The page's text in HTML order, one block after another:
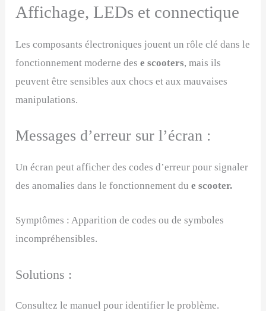
Affichage, LEDs et connectique
Les composants électroniques jouent un rôle clé dans le
fonctionnement moderne dese scooters, mais ils
peuvent être sensibles aux chocs et aux mauvaises
manipulations.
Messages d’erreur sur l’écran :
Un écran peut afficher des codes d’erreur pour signaler
des anomalies dans le fonctionnement due scooter.
Symptômes : Apparition de codes ou de symboles
incompréhensibles.
Solutions :
Consultez le manuel pour identifier le problème.